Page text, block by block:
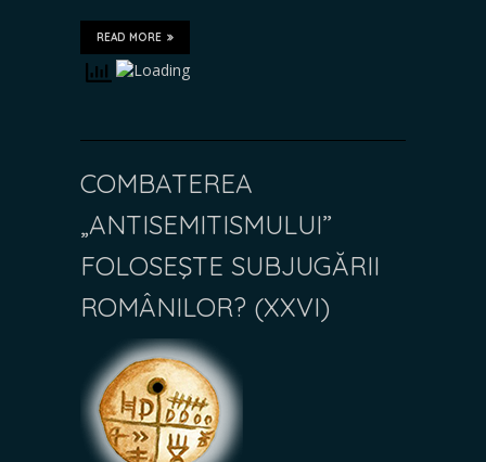
READ MORE
COMBATEREA
„ANTISEMITISMULUI”
FOLOSEŞTE SUBJUGĂRII
ROMÂNILOR? (XXVI)